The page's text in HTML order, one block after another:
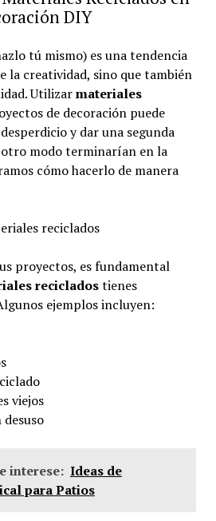
DIY
tú mismo) es una tendencia
la creatividad, sino que también
Utilizarmateriales
de decoración puede
y dar una segunda
otro modo terminarían en la
cómo hacerlo de manera
reciclados
proyectos, es fundamental
recicladostienes
ejemplos incluyen:
viejos
interese: Ideas de
para Patios